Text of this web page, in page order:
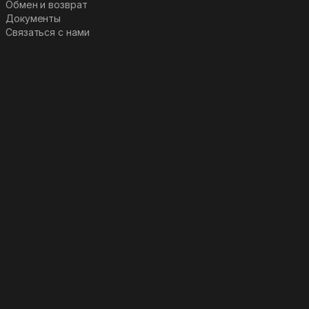
Обмен и возврат
Документы
Связаться с нами